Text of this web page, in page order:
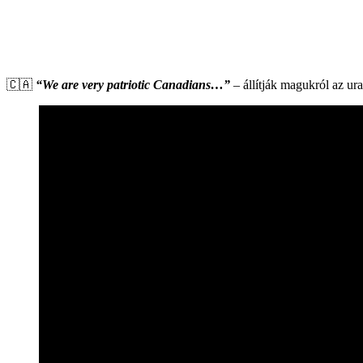
🇨🇦 “We are very patriotic Canadians…” – állítják magukról az